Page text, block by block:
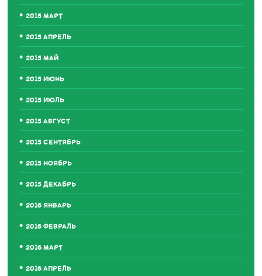
2015 МАРТ
2015 АПРЕЛЬ
2015 МАЙ
2015 ИЮНЬ
2015 ИЮЛЬ
2015 АВГУСТ
2015 СЕНТЯБРЬ
2015 НОЯБРЬ
2015 ДЕКАБРЬ
2016 ЯНВАРЬ
2016 ФЕВРАЛЬ
2016 МАРТ
2016 АПРЕЛЬ